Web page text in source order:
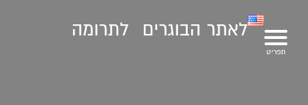
לאתר הבוגרים לתרומה